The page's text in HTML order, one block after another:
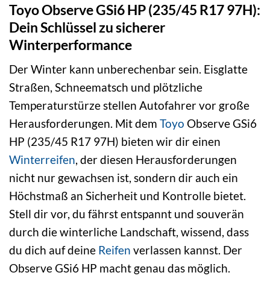
Toyo Observe GSi6 HP (235/45 R17 97H):
Dein Schlüssel zu sicherer
Winterperformance
Der Winter kann unberechenbar sein. Eisglatte
Straßen, Schneematsch und plötzliche
Temperaturstürze stellen Autofahrer vor große
Herausforderungen. Mit dem Toyo Observe GSi6
HP (235/45 R17 97H) bieten wir dir einen
Winterreifen, der diesen Herausforderungen
nicht nur gewachsen ist, sondern dir auch ein
Höchstmaß an Sicherheit und Kontrolle bietet.
Stell dir vor, du fährst entspannt und souverän
durch die winterliche Landschaft, wissend, dass
du dich auf deine Reifen verlassen kannst. Der
Observe GSi6 HP macht genau das möglich.